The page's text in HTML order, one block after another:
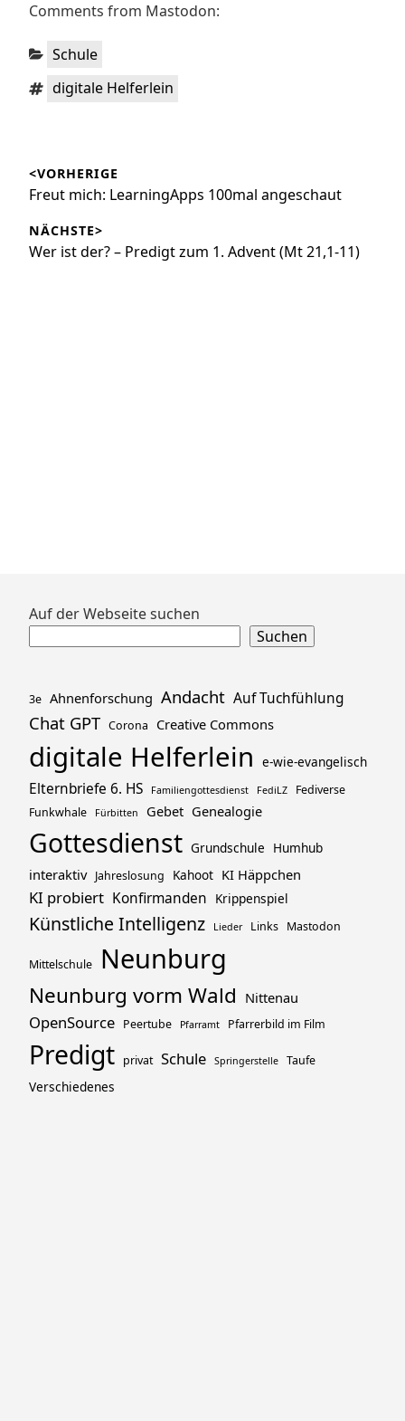
Comments from Mastodon:
Kategorien:
Schule
Schlagwörter:
digitale Helferlein
<VORHERIGE
Vorheriger
Freut mich: LearningApps 100mal angeschaut
NÄCHSTE>
Nächster
Wer ist der? – Predigt zum 1. Advent (Mt 21,1-11)
Zum
Auf der Webseite suchen
Suchen
3e Ahnenforschung Andacht Auf Tuchfühlung
Chat GPT Corona Creative Commons
digitale Helferlein e-wie-evangelisch
Elternbriefe 6. HS Familiengottesdienst FediLZ
Fediverse
Funkwhale
Fürbitten Gebet Genealogie
Gottesdienst Grundschule Humhub
interaktiv Jahreslosung Kahoot KI Häppchen
KI probiert Konfirmanden Krippenspiel
Künstliche Intelligenz Lieder Links Mastodon
Mittelschule Neunburg
Neunburg vorm Wald Nittenau
OpenSource Peertube Pfarramt Pfarrerbild im Film
Predigt privat Schule Springerstelle Taufe
Verschiedenes